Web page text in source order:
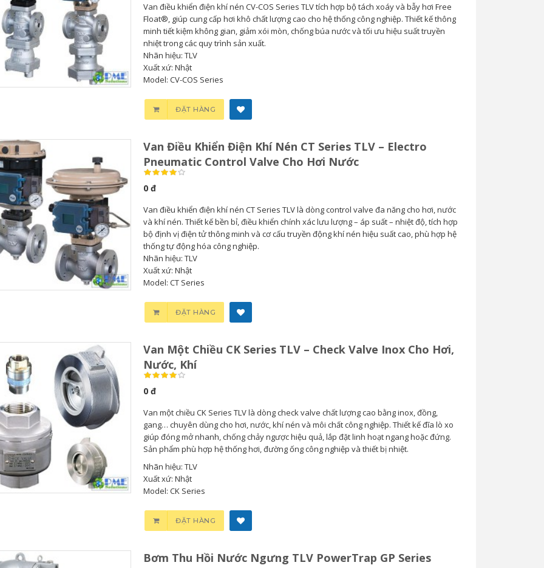
Van điều khiển điện khí nén CV-COS Series TLV tích hợp bộ tách xoáy và bẫy hơi Free
Float®, giúp cung cấp hơi khô chất lượng cao cho hệ thống công nghiệp. Thiết kế thông
minh tiết kiệm không gian, giảm xói mòn, chống búa nước và tối ưu hiệu suất truyền
nhiệt trong các quy trình sản xuất.
Nhãn hiệu: TLV
Xuất xứ: Nhật
Model: CV-COS Series
ĐẶT HÀNG
Van Điều Khiển Điện Khí Nén CT Series TLV – Electro
Pneumatic Control Valve Cho Hơi Nước
0 đ
Van điều khiển điện khí nén CT Series TLV là dòng control valve đa năng cho hơi, nước
và khí nén. Thiết kế bền bỉ, điều khiển chính xác lưu lượng – áp suất – nhiệt độ, tích hợp
bộ định vị điện tử thông minh và cơ cấu truyền động khí nén hiệu suất cao, phù hợp hệ
thống tự động hóa công nghiệp.
Nhãn hiệu: TLV
Xuất xứ: Nhật
Model: CT Series
ĐẶT HÀNG
Van Một Chiều CK Series TLV – Check Valve Inox Cho Hơi,
Nước, Khí
0 đ
Van một chiều CK Series TLV là dòng check valve chất lượng cao bằng inox, đồng,
gang… chuyên dùng cho hơi, nước, khí nén và môi chất công nghiệp. Thiết kế đĩa lò xo
giúp đóng mở nhanh, chống chảy ngược hiệu quả, lắp đặt linh hoạt ngang hoặc đứng.
Sản phẩm phù hợp hệ thống hơi, đường ống công nghiệp và thiết bị nhiệt.
Nhãn hiệu: TLV
Xuất xứ: Nhật
Model: CK Series
ĐẶT HÀNG
Bơm Thu Hồi Nước Ngưng TLV PowerTrap GP Series
Bơm Thu Hồi Nước
Bơm Thu Hồi Nước
Ngưng Chân...
0
Bơm Thu Hồi Nước
Ngưng TLV...
Van Giảm Áp Hơi TLV
COS Series...
Van Xả Bypass TLV
BD800 Chính...
0
0
0